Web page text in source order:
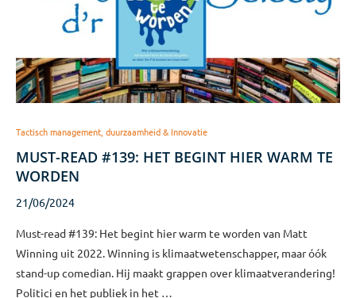
Tactisch management, duurzaamheid & Innovatie
MUST-READ #139: HET BEGINT HIER WARM TE
WORDEN
21/06/2024
Must-read #139: Het begint hier warm te worden van Matt
Winning uit 2022. Winning is klimaatwetenschapper, maar óók
stand-up comedian. Hij maakt grappen over klimaatverandering!
Politici en het publiek in het …